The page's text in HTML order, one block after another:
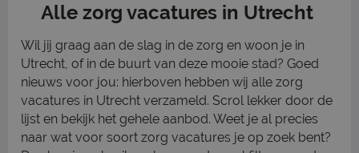
Alle zorg vacatures in Utrecht
Wil jij graag aan de slag in de zorg en woon je in
Utrecht, of in de buurt van deze mooie stad? Goed
nieuws voor jou: hierboven hebben wij alle zorg
vacatures in Utrecht verzameld. Scrol lekker door de
lijst en bekijk het gehele aanbod. Weet je al precies
naar wat voor soort zorg vacatures je op zoek bent?